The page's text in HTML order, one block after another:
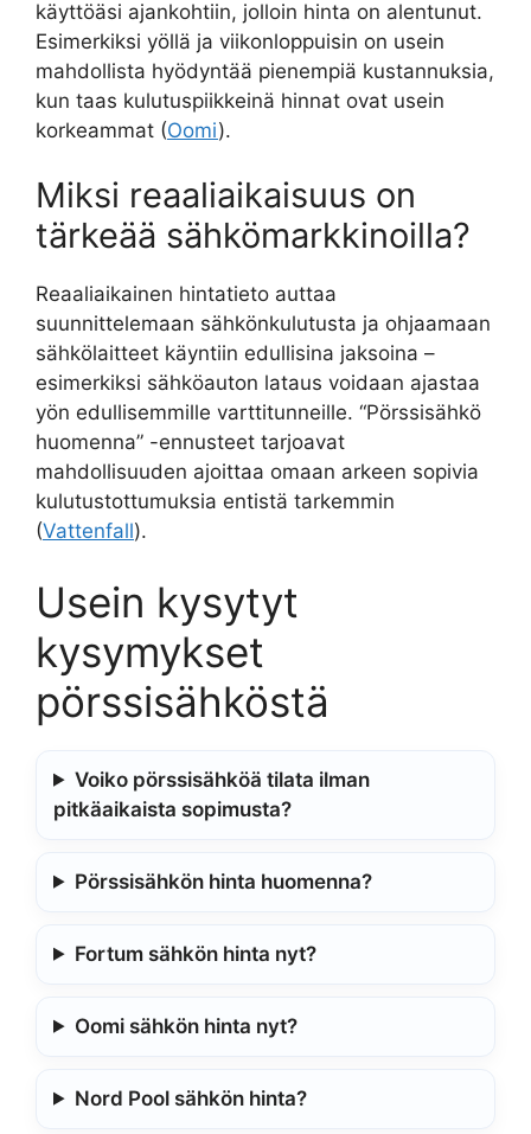
käyttöäsi ajankohtiin, jolloin hinta on alentunut.
Esimerkiksi yöllä ja viikonloppuisin on usein
mahdollista hyödyntää pienempiä kustannuksia,
kun taas kulutuspiikkeinä hinnat ovat usein
korkeammat (Oomi).
Miksi reaaliaikaisuus on
tärkeää sähkömarkkinoilla?
Reaaliaikainen hintatieto auttaa
suunnittelemaan sähkönkulutusta ja ohjaamaan
sähkölaitteet käyntiin edullisina jaksoina –
esimerkiksi sähköauton lataus voidaan ajastaa
yön edullisemmille varttitunneille. “Pörssisähkö
huomenna” -ennusteet tarjoavat
mahdollisuuden ajoittaa omaan arkeen sopivia
kulutustottumuksia entistä tarkemmin
(Vattenfall).
Usein kysytyt
kysymykset
pörssisähköstä
Voiko pörssisähköä tilata ilman
pitkäaikaista sopimusta?
Pörssisähkön hinta huomenna?
Fortum sähkön hinta nyt?
Oomi sähkön hinta nyt?
Nord Pool sähkön hinta?